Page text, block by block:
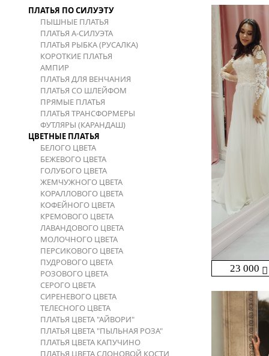
ПЛАТЬЯ ПО СИЛУЭТУ
ПЫШНЫЕ ПЛАТЬЯ
ПЛАТЬЯ А-СИЛУЭТА
ПЛАТЬЯ РЫБКА (РУСАЛКА)
КОРОТКИЕ ПЛАТЬЯ
АМПИР
ПЛАТЬЯ ДЛЯ ВЕНЧАНИЯ
ПЛАТЬЯ СО ШЛЕЙФОМ
ПРЯМЫЕ ПЛАТЬЯ
ПЛАТЬЯ ТРАНСФОРМЕРЫ
ФУТЛЯРЫ (КАРАНДАШ)
ЦВЕТНЫЕ ПЛАТЬЯ
БЕЛОГО ЦВЕТА
БЕЖЕВОГО ЦВЕТА
ГОЛУБОГО ЦВЕТА
ЖЕМЧУЖНОГО ЦВЕТА
КОРАЛЛОВОГО ЦВЕТА
КОФЕЙНОГО ЦВЕТА
КРЕМОВОГО ЦВЕТА
ЛАВАНДОВОГО ЦВЕТА
МОЛОЧНОГО ЦВЕТА
ПЕРСИКОВОГО ЦВЕТА
ПУДРОВОГО ЦВЕТА
РОЗОВОГО ЦВЕТА
СЕРОГО ЦВЕТА
СИРЕНЕВОГО ЦВЕТА
ТЕЛЕСНОГО ЦВЕТА
ПЛАТЬЯ ЦВЕТА "АЙВОРИ"
ПЛАТЬЯ ЦВЕТА "ПЫЛЬНАЯ РОЗА"
ПЛАТЬЯ ЦВЕТА КАПУЧИНО
ПЛАТЬЯ ЦВЕТА СЛОНОВОЙ КОСТИ
23 000